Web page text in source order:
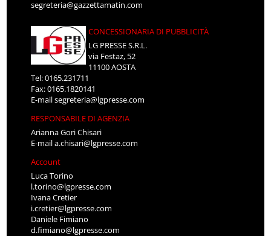
segreteria@gazzettamatin.com
CONCESSIONARIA DI PUBBLICITÀ
LG PRESSE S.R.L.
via Festaz, 52
11100 AOSTA
Tel: 0165.231711
Fax: 0165.1820141
E-mailsegreteria@lgpresse.com
RESPONSABILE DI AGENZIA
Arianna Gori Chisari
E-maila.chisari@lgpresse.com
Account
Luca Torino
l.torino@lgpresse.com
Ivana Cretier
i.cretier@lgpresse.com
Daniele Fimiano
d.fimiano@lgpresse.com